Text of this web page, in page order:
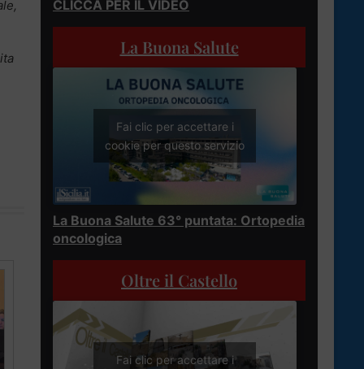
CLICCA PER IL VIDEO
La Buona Salute
Fai clic per accettare i
cookie per questo servizio
La Buona Salute 63° puntata: Ortopedia
oncologica
Oltre il Castello
Fai clic per accettare i